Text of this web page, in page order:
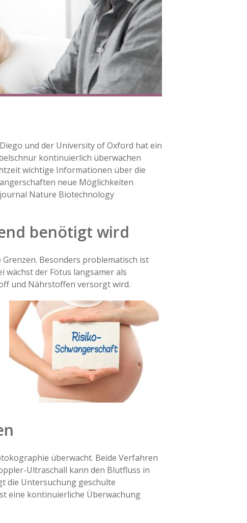
und der University of Oxford hat ein
kontinuierlich überwachen
wichtige Informationen über die
neue Möglichkeiten
Nature Biotechnology
benötigt wird
Besonders problematisch ist
der Fötus langsamer als
und Nährstoffen versorgt wird.
überwacht. Beide Verfahren
Ultraschall kann den Blutfluss in
die Untersuchung geschulte
eine kontinuierliche Überwachung